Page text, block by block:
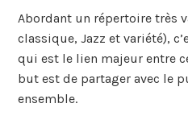
Abordant un répertoire très
classique, Jazz et variété),
qui est le lien majeur entre
but est de partager avec le
ensemble.